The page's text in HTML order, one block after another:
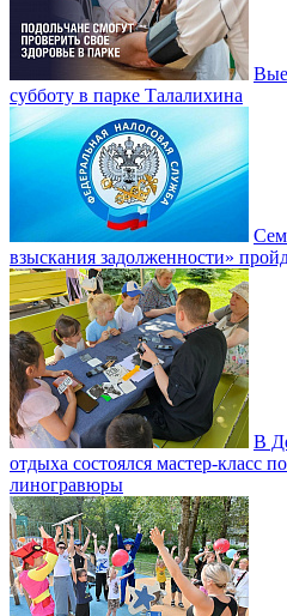
субботу в парке Талалихина
взыскания задолженности»
В
отдыха состоялся мастер-класс
линогравюры